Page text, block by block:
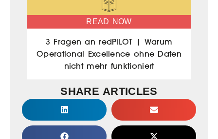
READ NOW
3 Fragen an redPILOT | Warum
Operational Excellence ohne Daten
nicht mehr funktioniert
SHARE ARTICLES